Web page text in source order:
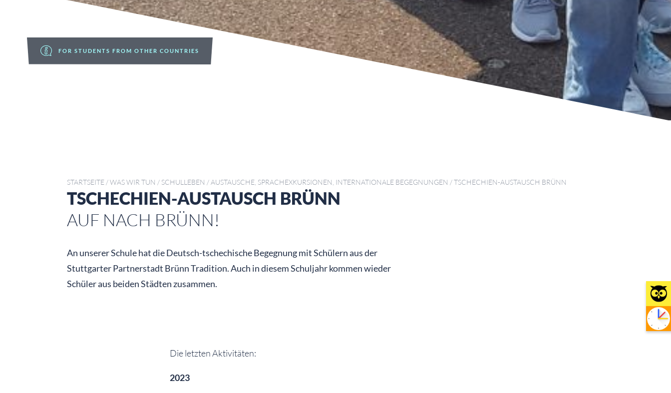
FOR STUDENTS FROM OTHER COUNTRIES
STARTSEITE /WAS WIR TUN / SCHULLEBEN /AUSTAUSCHE, SPRACHEXKURSIONEN, INTERNATIONALE BEGEGNUNGEN /TSCHECHIEN-AUSTAUSCH BRÜNN
TSCHECHIEN-AUSTAUSCH BRÜNN
AUF NACH BRÜNN!
An unserer Schule hat die Deutsch-tschechische Begegnung mit Schülern aus der
Stuttgarter Partnerstadt Brünn Tradition. Auch in diesem Schuljahr kommen wieder
Schüler aus beiden Städten zusammen.
Die letzten Aktivitäten:
2023